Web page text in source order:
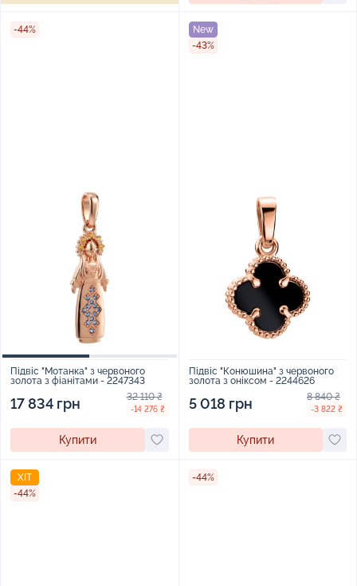
-44%
Підвіс "Мотанка" з червоного
золота з фіанітами - 2247343
17 834 грн 32 110 ₴
-14 276 ₴
Купити
New
-43%
Підвіс "Конюшина" з червоного
золота з оніксом - 2244626
5 018 грн 8 840 ₴
-3 822 ₴
Купити
ХІТ
-44%
-44%